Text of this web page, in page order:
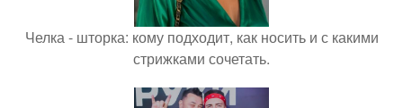
Челка - шторка: кому подходит, как носить и с какими
стрижками сочетать.